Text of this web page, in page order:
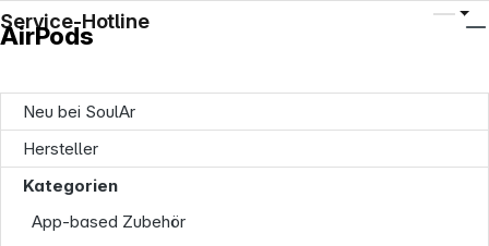
AirPods
Neu bei SoulAr
Hersteller
Kategorien
App-based Zubehör
Service-Hotline